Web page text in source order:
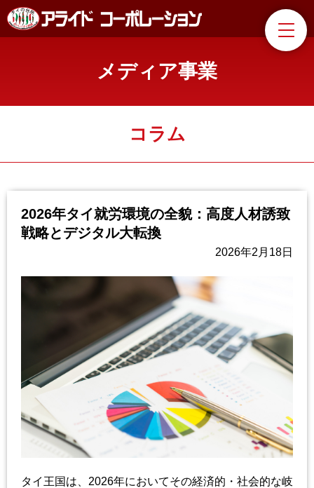
メディア事業
コラム
2026年タイ就労環境の全貌：高度人材誘致
戦略とデジタル大転換
2026年2月18日
タイ王国は、2026年においてその経済的・社会的な岐